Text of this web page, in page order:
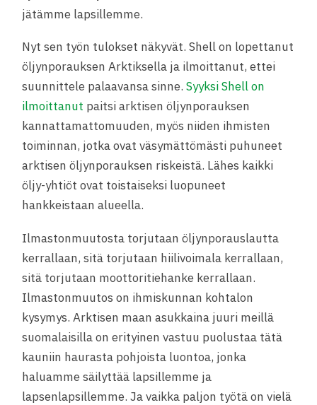
jätämme lapsillemme.
Nyt sen työn tulokset näkyvät. Shell on lopettanut
öljynporauksen Arktiksella ja ilmoittanut, ettei
suunnittele palaavansa sinne.Syyksi Shell on
ilmoittanut paitsi arktisen öljynporauksen
kannattamattomuuden, myös niiden ihmisten
toiminnan, jotka ovat väsymättömästi puhuneet
arktisen öljynporauksen riskeistä. Lähes kaikki
öljy-yhtiöt ovat toistaiseksi luopuneet
hankkeistaan alueella.
Ilmastonmuutosta torjutaan öljynporauslautta
kerrallaan, sitä torjutaan hiilivoimala kerrallaan,
sitä torjutaan moottoritiehanke kerrallaan.
Ilmastonmuutos on ihmiskunnan kohtalon
kysymys. Arktisen maan asukkaina juuri meillä
suomalaisilla on erityinen vastuu puolustaa tätä
kauniin haurasta pohjoista luontoa, jonka
haluamme säilyttää lapsillemme ja
lapsenlapsillemme. Ja vaikka paljon työtä on vielä